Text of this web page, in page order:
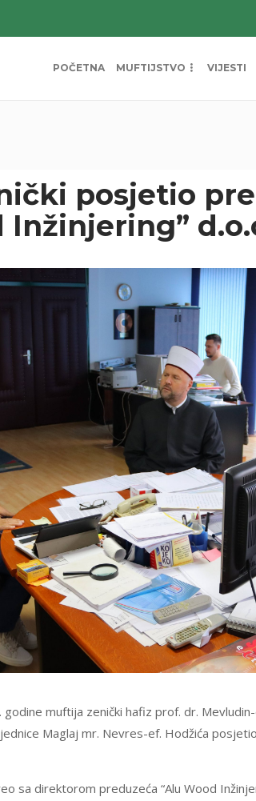
POČETNA MUFTIJSTVO VIJESTI
posjetio
Inžinjering”
muftija zenički hafiz prof. dr.
Maglaj mr. Nevres-ef. Hodžića
sa direktorom preduzeća “Alu Wood